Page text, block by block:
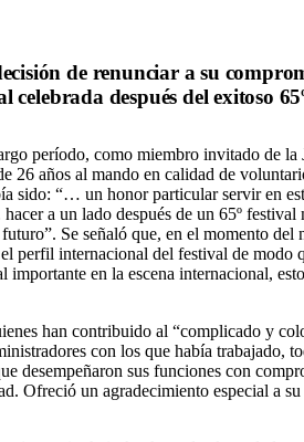
de renunciar a su
después del exitoso
período, como miembro invitado de
años al mando en calidad de
sido: “… un honor particular servir en
a un lado después de un 65º
Se señaló que, en el momento
perfil internacional del festival de
en la escena internacional,
han contribuido al “complicado y
con los que había trabajado,
desempeñaron sus funciones con
Ofreció un agradecimiento especial a